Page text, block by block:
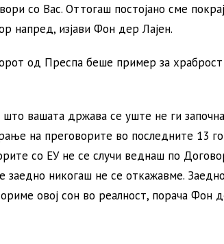
со Вас. Оттогаш постојано сме
напред, изјави Фон дер Лајен.
од Преспа беше пример за
вашата држава се уште не ги
на преговорите во последните 13
со ЕУ не се случи веднаш по
никогаш не се откажавме.
овој сон во реалност, порача Фон